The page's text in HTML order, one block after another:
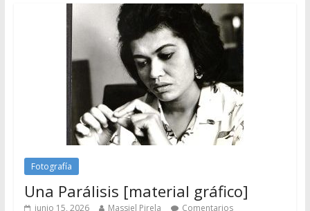
Fotografía
Una Parálisis [material gráfico]
junio 15, 2026 Massiel Pirela Comentarios